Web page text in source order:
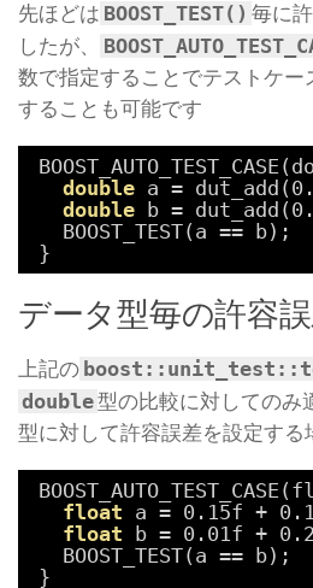
先ほどは BOOST_TEST() 毎に
したが、
数で指定することでテストケー
することも可能です
double a =
double
b =
BOOST_TEST(a == b);
}
データ型毎の許容
上記の
double型の比較に対してのみ
型に対して許容誤差を設定する
float a = 0.15f +
float
b = 0.01f +
BOOST_TEST(a == b);
}